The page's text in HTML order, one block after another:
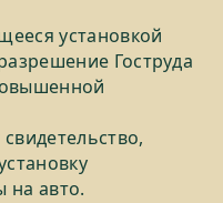
установкой
Гоструда
на авто.